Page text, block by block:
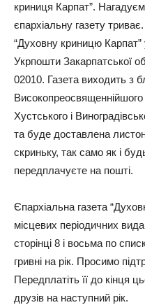
криниця Карпат”.
єпархіальну газету
“Духовну криницю Карпат”
Укрпошти Закарпатської
02010. Газета виходить з
Хустського і
та буде доставлена
скриньку, так само як і
передплачуєте на пошті.
Єпархіальна газета
місцевих періодичних
сторінці 8 і восьма по
гривні на рік. Просимо
Передплатіть її до кінця
друзів на наступний рік.